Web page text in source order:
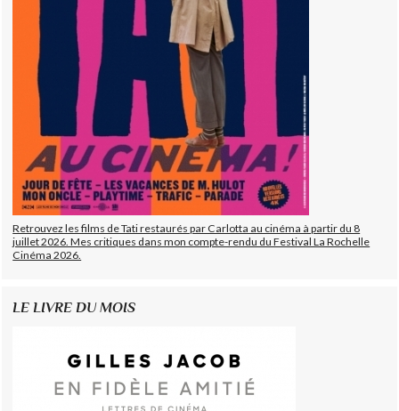
Retrouvez les films de Tati restaurés par Carlotta au cinéma à partir du 8
juillet 2026. Mes critiques dans mon compte-rendu du Festival La Rochelle
Cinéma 2026.
LE LIVRE DU MOIS